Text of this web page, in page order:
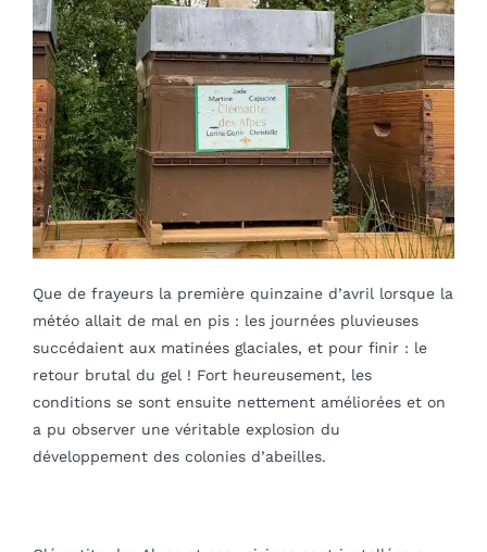
Blog
mon panier
mon compte
Français
Que de frayeurs la première quinzaine d’avril lorsque la
météo allait de mal en pis : les journées pluvieuses
succédaient aux matinées glaciales, et pour finir : le
retour brutal du gel ! Fort heureusement, les
conditions se sont ensuite nettement améliorées et on
a pu observer une véritable explosion du
développement des colonies d’abeilles.